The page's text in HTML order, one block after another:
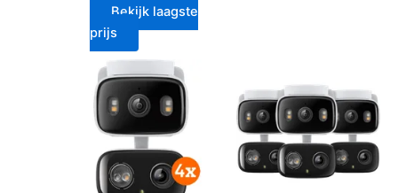
Bekijk laagste
prijs